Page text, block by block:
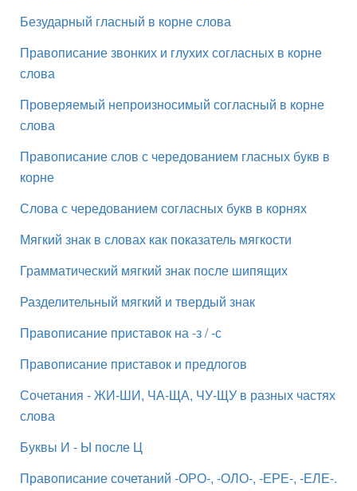
Безударный гласный в корне слова
Правописание звонких и глухих согласных в корне
слова
Проверяемый непроизносимый согласный в корне
слова
Правописание слов с чередованием гласных букв в
корне
Слова с чередованием согласных букв в корнях
Мягкий знак в словах как показатель мягкости
Грамматический мягкий знак после шипящих
Разделительный мягкий и твердый знак
Правописание приставок на -з / -с
Правописание приставок и предлогов
Сочетания - ЖИ-ШИ, ЧА-ЩА, ЧУ-ЩУ в разных частях
слова
Буквы И - Ы после Ц
Правописание сочетаний -ОРО-, -ОЛО-, -ЕРЕ-, -ЕЛЕ-.